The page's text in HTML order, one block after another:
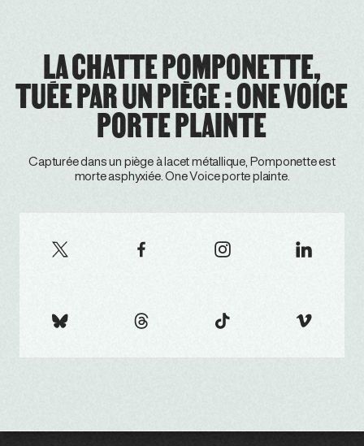
LA CHATTE POMPONETTE,
TUÉE PAR UN PIÈGE : ONE VOICE
PORTE PLAINTE
Capturée dans un piège à lacet métallique, Pomponette est
morte asphyxiée. One Voice porte plainte.